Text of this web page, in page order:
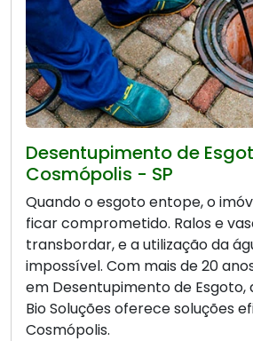
Desentupimento de
Cosmópolis - SP
Quando o esgoto entope, o
ficar comprometido. Ralos e
transbordar, e a utilização da
impossível. Com mais de 20
em Desentupimento de Esgoto,
Bio Soluções oferece soluções
Cosmópolis.